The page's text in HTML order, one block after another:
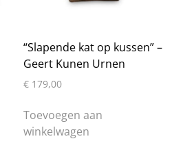
“Slapende kat op kussen” –
Geert Kunen Urnen
€ 179,00
Toevoegen aan
winkelwagen